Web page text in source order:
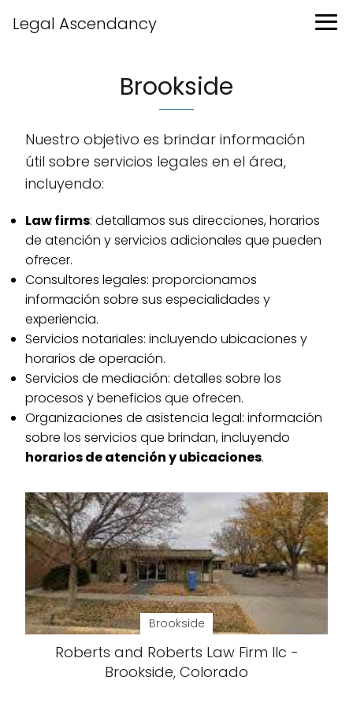
Legal Ascendancy
Brookside
Nuestro objetivo es brindar información
útil sobre servicios legales en el área,
incluyendo:
Law firms: detallamos sus direcciones, horarios
de atención y servicios adicionales que pueden
ofrecer.
Consultores legales: proporcionamos
información sobre sus especialidades y
experiencia.
Servicios notariales: incluyendo ubicaciones y
horarios de operación.
Servicios de mediación: detalles sobre los
procesos y beneficios que ofrecen.
Organizaciones de asistencia legal: información
sobre los servicios que brindan, incluyendo
horarios de atención y ubicaciones.
Brookside
Roberts and Roberts Law Firm llc -
Brookside, Colorado